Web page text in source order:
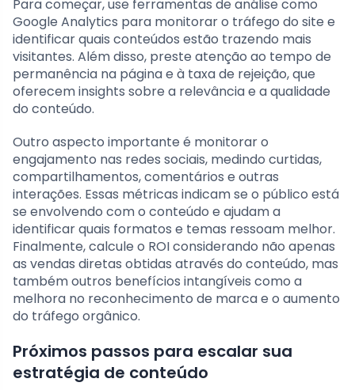
Para começar, use ferramentas de análise como
Google Analytics para monitorar o tráfego do site e
identificar quais conteúdos estão trazendo mais
visitantes. Além disso, preste atenção ao tempo de
permanência na página e à taxa de rejeição, que
oferecem insights sobre a relevância e a qualidade
do conteúdo.
Outro aspecto importante é monitorar o
engajamento nas redes sociais, medindo curtidas,
compartilhamentos, comentários e outras
interações. Essas métricas indicam se o público está
se envolvendo com o conteúdo e ajudam a
identificar quais formatos e temas ressoam melhor.
Finalmente, calcule o ROI considerando não apenas
as vendas diretas obtidas através do conteúdo, mas
também outros benefícios intangíveis como a
melhora no reconhecimento de marca e o aumento
do tráfego orgânico.
Próximos passos para escalar sua
estratégia de conteúdo